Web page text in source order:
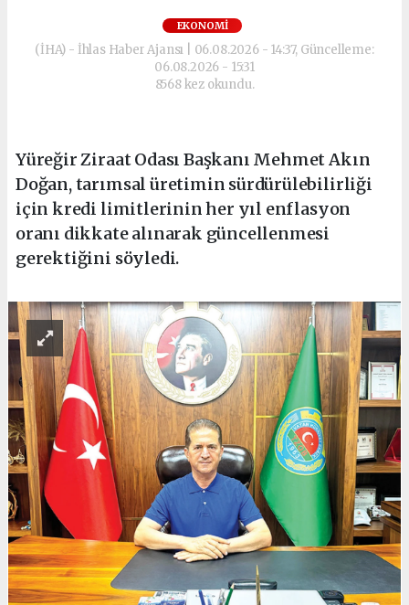
EKONOMI
(İHA) - İhlas Haber Ajansı | 06.08.2026 - 14:37, Güncelleme:
06.08.2026 - 15:31
8568 kez okundu.
Yüreğir Ziraat Odası Başkanı Mehmet Akın
Doğan, tarımsal üretimin sürdürülebilirliği
için kredi limitlerinin her yıl enflasyon
oranı dikkate alınarak güncellenmesi
gerektiğini söyledi.